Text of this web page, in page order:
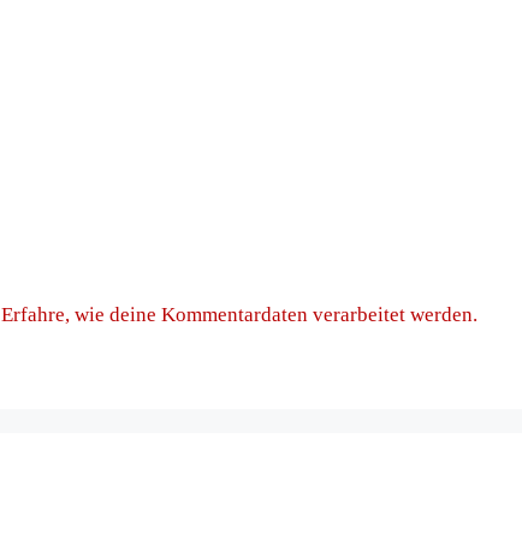
Erfahre, wie deine Kommentardaten verarbeitet werden.